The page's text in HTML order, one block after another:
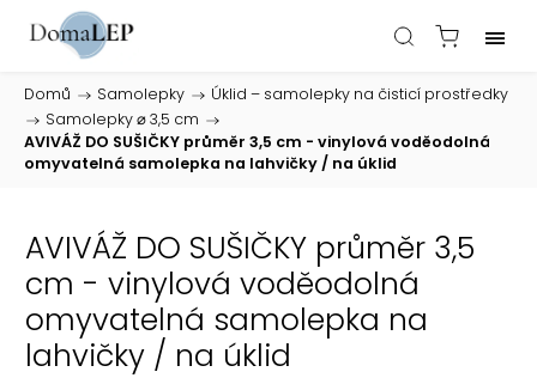
Domů / Samolepky /
Úklid – samolepky na čisticí prostředky
/
Samolepky ⌀ 3,5 cm /
AVIVÁŽ DO SUŠIČKY průměr 3,5 cm - vinylová voděodolná
omyvatelná samolepka na lahvičky / na úklid
AVIVÁŽ DO SUŠIČKY průměr 3,5
cm - vinylová voděodolná
omyvatelná samolepka na
lahvičky / na úklid